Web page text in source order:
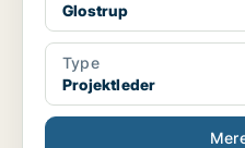
Glostrup
Type
Projektleder